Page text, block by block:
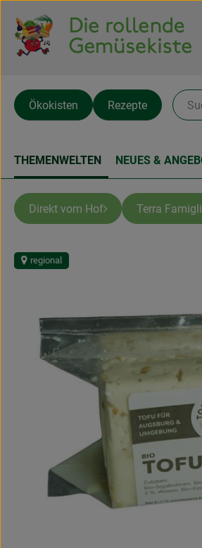
Ökokisten Rezepte
THEMENWELTEN NEUES &
Direkt vom Hof Terra
regional